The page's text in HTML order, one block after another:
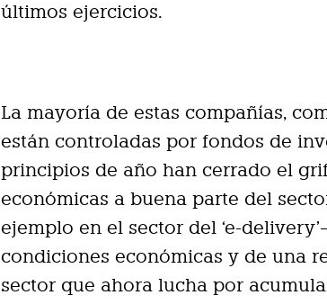
últimos ejercicios.
La mayoría de estas compañías,
están controladas por fondos de
principios de año han cerrado el
económicas a buena parte del
ejemplo en el sector del ‘e-
condiciones económicas y de una
sector que ahora lucha por